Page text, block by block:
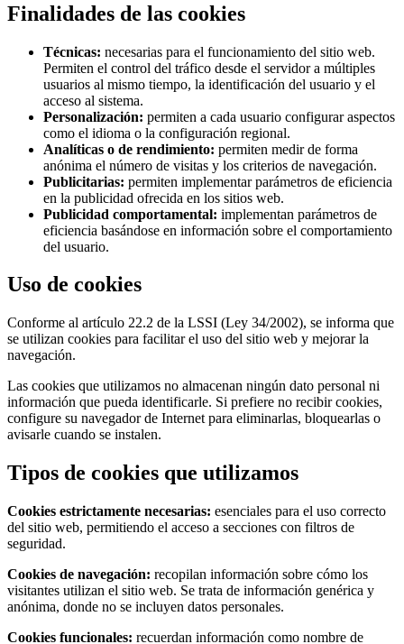
Finalidades de las cookies
Técnicas: necesarias para el funcionamiento del sitio web.
Permiten el control del tráfico desde el servidor a múltiples
usuarios al mismo tiempo, la identificación del usuario y el
acceso al sistema.
Personalización: permiten a cada usuario configurar aspectos
como el idioma o la configuración regional.
Analíticas o de rendimiento: permiten medir de forma
anónima el número de visitas y los criterios de navegación.
Publicitarias: permiten implementar parámetros de eficiencia
en la publicidad ofrecida en los sitios web.
Publicidad comportamental: implementan parámetros de
eficiencia basándose en información sobre el comportamiento
del usuario.
Uso de cookies
Conforme al artículo 22.2 de la LSSI (Ley 34/2002), se informa que
se utilizan cookies para facilitar el uso del sitio web y mejorar la
navegación.
Las cookies que utilizamos no almacenan ningún dato personal ni
información que pueda identificarle. Si prefiere no recibir cookies,
configure su navegador de Internet para eliminarlas, bloquearlas o
avisarle cuando se instalen.
Tipos de cookies que utilizamos
Cookies estrictamente necesarias: esenciales para el uso correcto
del sitio web, permitiendo el acceso a secciones con filtros de
seguridad.
Cookies de navegación: recopilan información sobre cómo los
visitantes utilizan el sitio web. Se trata de información genérica y
anónima, donde no se incluyen datos personales.
Cookies funcionales: recuerdan información como nombre de